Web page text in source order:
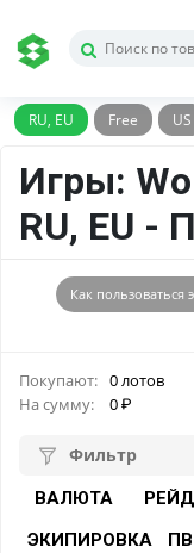
RU, EU Free US
Игры:
RU, EU -
Как пользоваться
Покупают: 0 лотов
На сумму:
0
Фильтр
ВАЛЮТА
ЭКИПИРОВКА